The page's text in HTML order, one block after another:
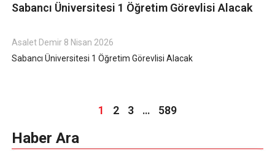
Sabancı Üniversitesi 1 Öğretim Görevlisi Alacak
Asalet Demir 8 Nisan 2026
Sabancı Üniversitesi 1 Öğretim Görevlisi Alacak
1 2 3 … 589
Haber Ara